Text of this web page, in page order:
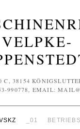
VELPKE-
C, 38154
990778, EMAIL:
_01